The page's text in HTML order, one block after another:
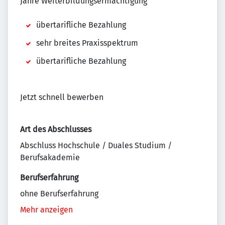
übertarifliche Bezahlung
sehr breites Praxisspektrum
übertarifliche Bezahlung
Jetzt schnell bewerben
Art des Abschlusses
Abschluss Hochschule / Duales Studium /
Berufsakademie
Berufserfahrung
ohne Berufserfahrung
Mehr anzeigen